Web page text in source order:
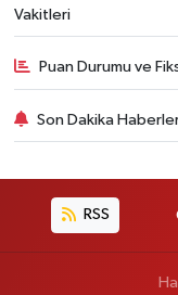
Vakitleri
Puan Durumu ve
Son Dakika
RSS